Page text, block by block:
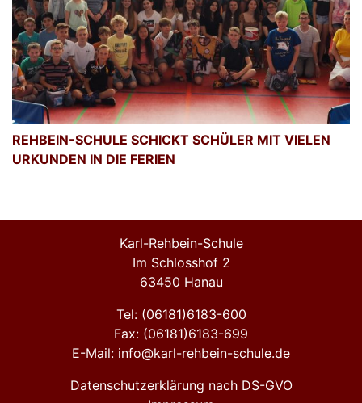
REHBEIN-SCHULE SCHICKT SCHÜLER MIT VIELEN
URKUNDEN IN DIE FERIEN
Karl-Rehbein-Schule
Im Schlosshof 2
63450 Hanau
Tel: (06181)6183-600
Fax: (06181)6183-699
E-Mail: info@karl-rehbein-schule.de
Datenschutzerklärung nach DS-GVO